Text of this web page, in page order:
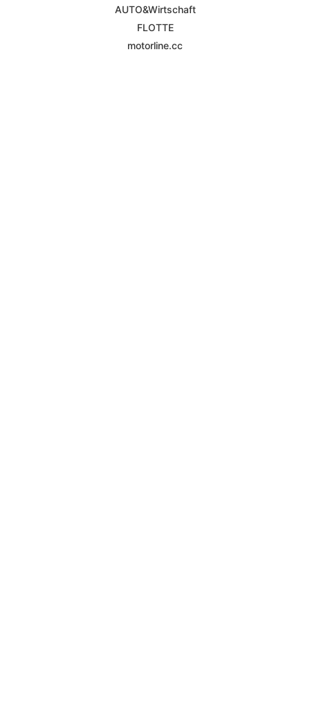
AUTO&Wirtschaft
FLOTTE
motorline.cc